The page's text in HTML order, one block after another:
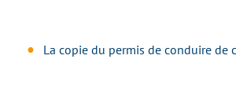
La copie du permis de conduire de